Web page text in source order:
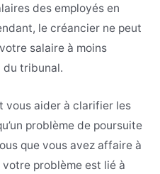
des employés en
le créancier ne peut
salaire à moins
du tribunal.
vous aider à clarifier les
problème de poursuite
que vous avez affaire à
problème est lié à